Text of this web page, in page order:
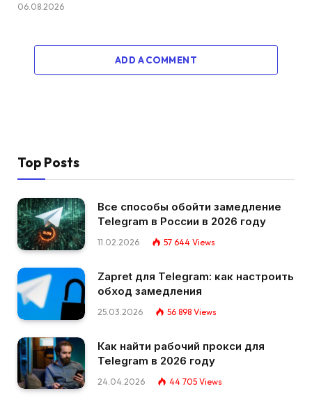
06.08.2026
ADD A COMMENT
Top Posts
Все способы обойти замедление
Telegram в России в 2026 году
11.02.2026 57 644 Views
Zapret для Telegram: как настроить
обход замедления
25.03.2026 56 898 Views
Как найти рабочий прокси для
Telegram в 2026 году
24.04.2026 44 705 Views